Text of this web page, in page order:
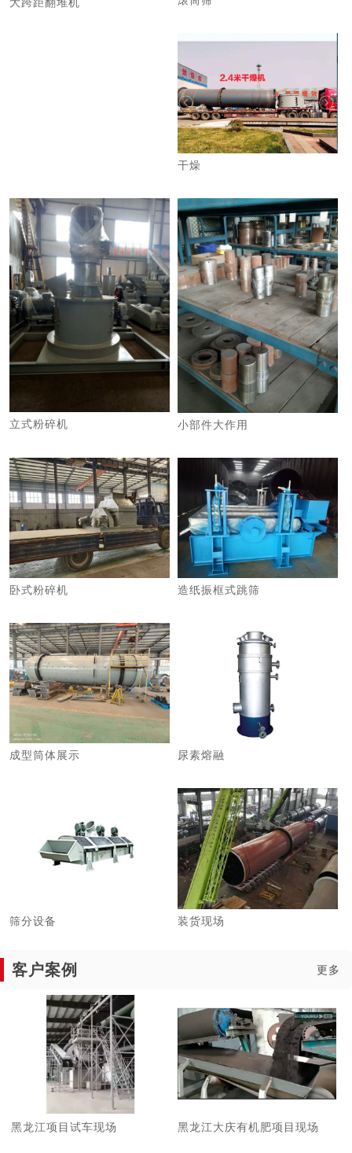
大跨距翻堆机
干燥
立式粉碎机 小部件大作用
卧式粉碎机 造纸振框式跳筛
成型筒体展示 尿素熔融
筛分设备 装货现场
客户案例 更多
黑龙江项目试车现场 黑龙江大庆有机肥项目现场